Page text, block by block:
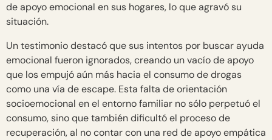
de apoyo emocional en sus hogares, lo que agravó su
situación.
Un testimonio destacó que sus intentos por buscar ayuda
emocional fueron ignorados, creando un vacío de apoyo
que los empujó aún más hacia el consumo de drogas
como una vía de escape. Esta falta de orientación
socioemocional en el entorno familiar no sólo perpetuó el
consumo, sino que también dificultó el proceso de
recuperación, al no contar con una red de apoyo empática